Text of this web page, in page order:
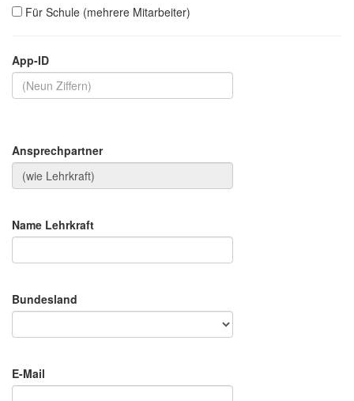
Für Schule (mehrere Mitarbeiter)
App-ID
Ansprechpartner
Name Lehrkraft
Bundesland
E-Mail